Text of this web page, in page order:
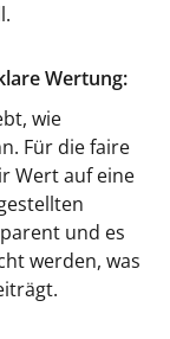
Wertung:
wie
Für die faire
Wert auf eine
und es
werden, was